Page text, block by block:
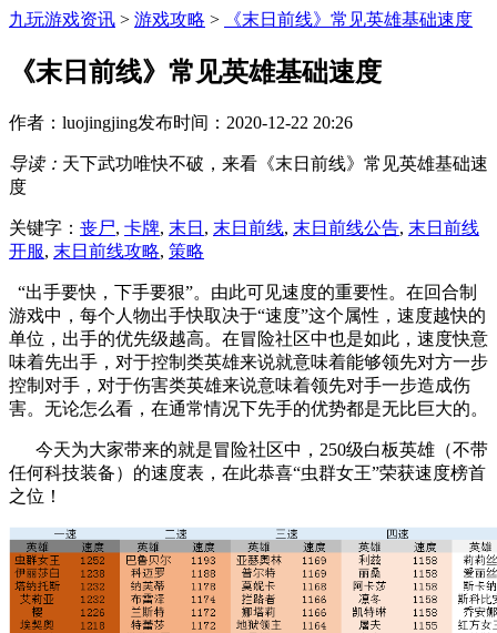
九玩游戏资讯 > 游戏攻略 > 《末日前线》常见英雄基础速度
《末日前线》常见英雄基础速度
作者：luojingjing发布时间：2020-12-22 20:26
导读： 天下武功唯快不破，来看《末日前线》常见英雄基础速
度
关键字： 丧尸, 卡牌, 末日 , 末日前线, 末日前线公告, 末日前线
开服, 末日前线攻略, 策略
“出手要快，下手要狠”。由此可见速度的重要性。在回合制
游戏中，每个人物出手快取决于“速度”这个属性，速度越快的
单位，出手的优先级越高。在冒险社区中也是如此，速度快意
味着先出手，对于控制类英雄来说就意味着能够领先对方一步
控制对手，对于伤害类英雄来说意味着领先对手一步造成伤
害。无论怎么看，在通常情况下先手的优势都是无比巨大的。
今天为大家带来的就是冒险社区中，250级白板英雄（不带
任何科技装备）的速度表，在此恭喜“虫群女王”荣获速度榜首
之位！